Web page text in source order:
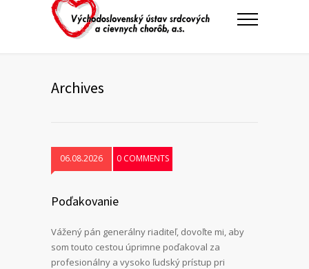
Archives
06.08.2026 0 COMMENTS
Poďakovanie
Vážený pán generálny riaditeľ, dovoľte mi, aby
som touto cestou úprimne poďakoval za
profesionálny a vysoko ľudský prístup pri